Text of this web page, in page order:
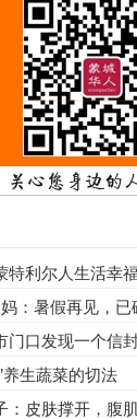
特利尔人生活幸
：暑假再见，已
门口发现一个信
养生蔬菜的切法
：皮肤撑开，腹